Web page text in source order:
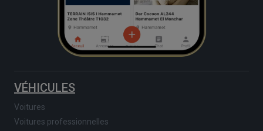
VÉHICULES
Voitures
Voitures professionnelles